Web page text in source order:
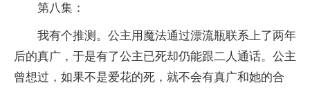
第八集：
我有个推测。公主用魔法通过漂流瓶联系上了两年
后的真广，于是有了公主已死却仍能跟二人通话。公主
曾想过，如果不是爱花的死，就不会有真广和她的合